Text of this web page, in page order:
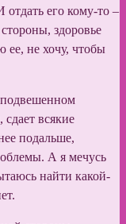
отдать его кому-то –
здоровье
не хочу, чтобы
всякие
подальше,
А я мечусь
найти какой-